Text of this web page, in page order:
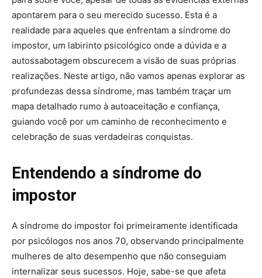
apontarem para o seu merecido sucesso. Esta é a
realidade para aqueles que enfrentam a síndrome do
impostor, um labirinto psicológico onde a dúvida e a
autossabotagem obscurecem a visão de suas próprias
realizações. Neste artigo, não vamos apenas explorar as
profundezas dessa síndrome, mas também traçar um
mapa detalhado rumo à autoaceitação e confiança,
guiando você por um caminho de reconhecimento e
celebração de suas verdadeiras conquistas.
Entendendo a síndrome do
impostor
A síndrome do impostor foi primeiramente identificada
por psicólogos nos anos 70, observando principalmente
mulheres de alto desempenho que não conseguiam
internalizar seus sucessos. Hoje, sabe-se que afeta